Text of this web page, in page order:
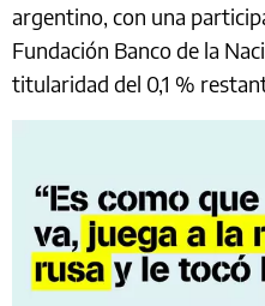
argentino, con una
Fundación Banco de la
titularidad del 0,1 %